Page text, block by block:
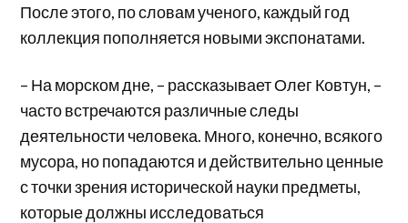
После этого, по словам ученого, каждый год
коллекция пополняется новыми экспонатами.
– На морском дне, – рассказывает Олег Ковтун, –
часто встречаются различные следы
деятельности человека. Много, конечно, всякого
мусора, но попадаются и действительно ценные
с точки зрения исторической науки предметы,
которые должны исследоваться